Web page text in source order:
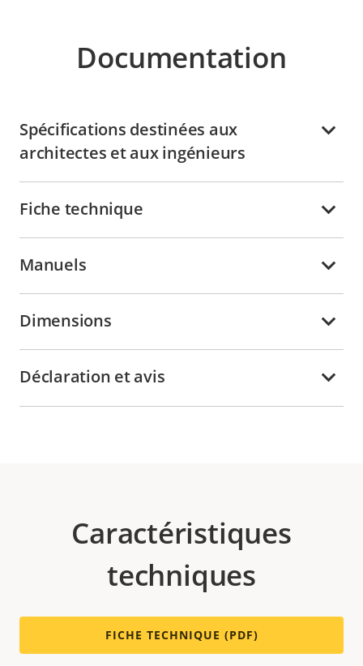
Documentation
Spécifications destinées aux
architectes et aux ingénieurs
Fiche technique
Manuels
Dimensions
Déclaration et avis
Caractéristiques
techniques
FICHE TECHNIQUE (PDF)